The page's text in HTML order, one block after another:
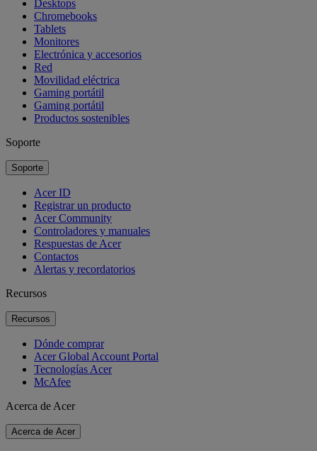
Desktops
Chromebooks
Tablets
Monitores
Electrónica y accesorios
Red
Movilidad eléctrica
Gaming portátil
Gaming portátil
Productos sostenibles
Soporte
Soporte
Acer ID
Registrar un producto
Acer Community
Controladores y manuales
Respuestas de Acer
Contactos
Alertas y recordatorios
Recursos
Recursos
Dónde comprar
Acer Global Account Portal
Tecnologías Acer
McAfee
Acerca de Acer
Acerca de Acer